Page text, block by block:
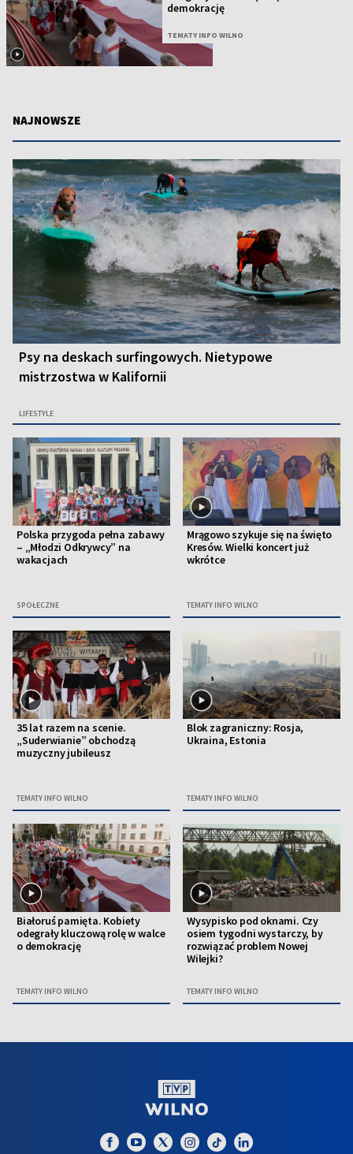
demokrację
TEMATY INFO WILNO
NAJNOWSZE
Psy na deskach surfingowych. Nietypowe
mistrzostwa w Kalifornii
LIFESTYLE
Polska przygoda pełna zabawy
– „Młodzi Odkrywcy” na
wakacjach
SPOŁECZNE
Mrągowo szykuje się na święto
Kresów. Wielki koncert już
wkrótce
TEMATY INFO WILNO
35 lat razem na scenie.
„Suderwianie” obchodzą
muzyczny jubileusz
TEMATY INFO WILNO
Blok zagraniczny: Rosja,
Ukraina, Estonia
TEMATY INFO WILNO
Białoruś pamięta. Kobiety
odegrały kluczową rolę w walce
o demokrację
TEMATY INFO WILNO
Wysypisko pod oknami. Czy
osiem tygodni wystarczy, by
rozwiązać problem Nowej
Wilejki?
TEMATY INFO WILNO